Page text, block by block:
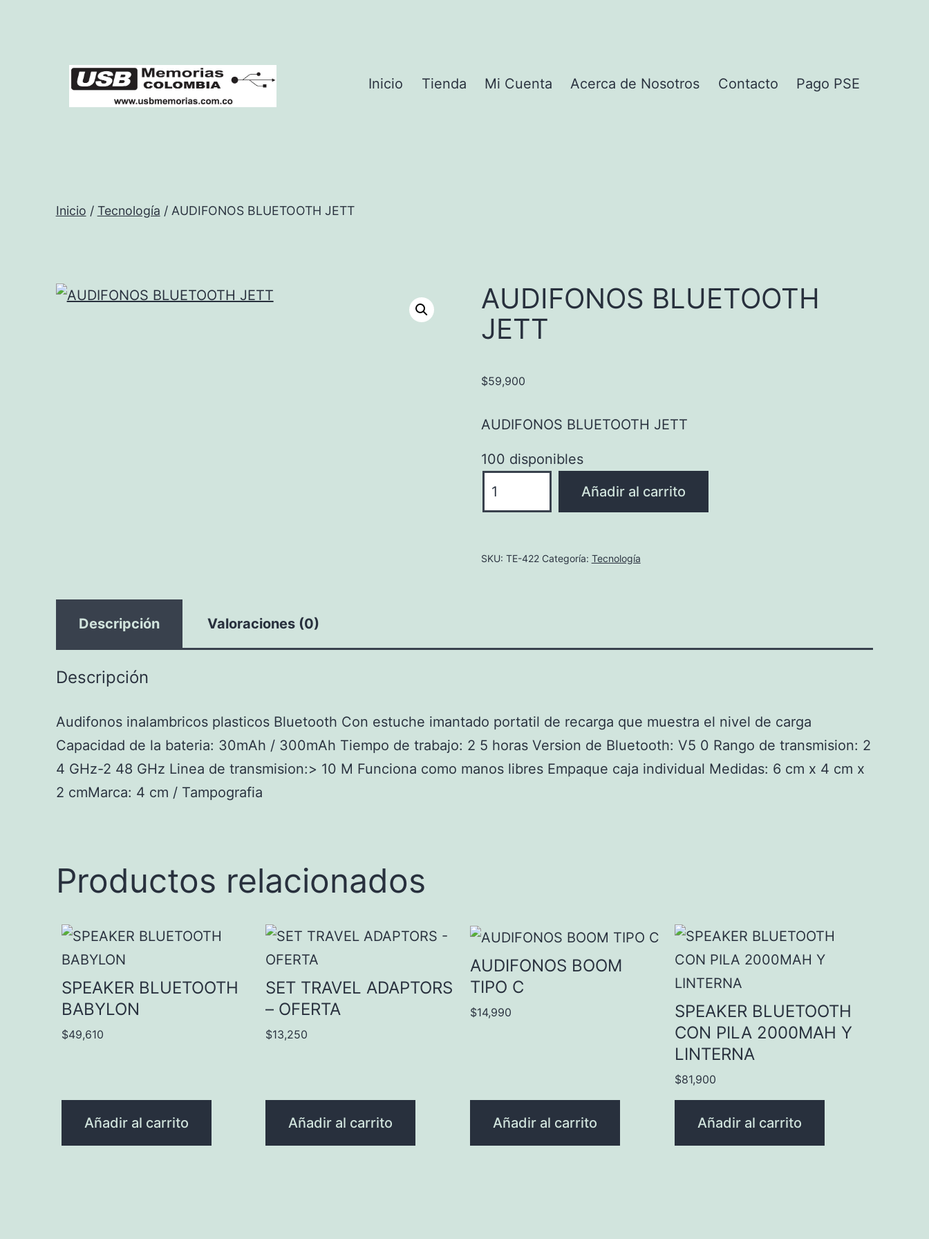
Inicio Tienda Mi Cuenta Acerca de Nosotros Contacto Pago PSE
Inicio / Tecnología / AUDIFONOS BLUETOOTH JETT
AUDIFONOS BLUETOOTH
JETT
$59,900
AUDIFONOS BLUETOOTH JETT
100 disponibles
BLUETOOTH
Añadir al carrito
SKU: TE-422 Categoría: Tecnología
Descripción Valoraciones (0)
Descripción
Audifonos inalambricos plasticos Bluetooth Con estuche imantado portatil de recarga que muestra el nivel de carga
Capacidad de la bateria: 30mAh / 300mAh Tiempo de trabajo: 2 5 horas Version de Bluetooth: V5 0 Rango de transmision: 2
4 GHz-2 48 GHz Linea de transmision:> 10 M Funciona como manos libres Empaque caja individual Medidas: 6 cm x 4 cm x
2 cmMarca: 4 cm / Tampografia
Productos relacionados
SPEAKER BLUETOOTH
BABYLON
$49,610
Añadir al carrito
SET TRAVEL ADAPTORS
– OFERTA
$13,250
Añadir al carrito
AUDIFONOS BOOM
TIPO C
$14,990
Añadir al carrito
SPEAKER BLUETOOTH
CON PILA 2000MAH Y
LINTERNA
$81,900
Añadir al carrito